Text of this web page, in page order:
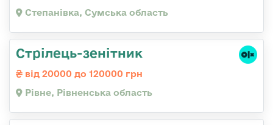
Степанівка, Сумська область
Стрілець-зенітник
від 20000 до 120000 грн
Рівне, Рівненська область